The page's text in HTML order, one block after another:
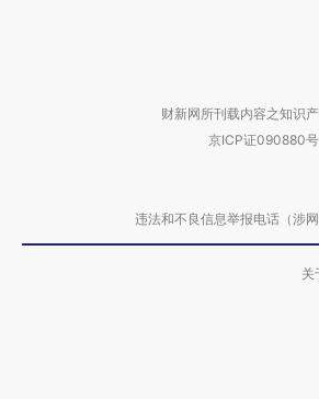
财新网所刊载内容之知识
京ICP证090880号
违法和不良信息举报电话（涉
关